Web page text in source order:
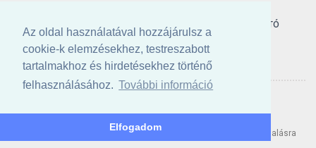
Az oldal használatával hozzájárulsz a
cookie-k elemzésekhez, testreszabott
tartalmakhoz és hirdetésekhez történő
felhasználásához. További információ
Elfogadom
FOGLALÁSI SZABÁLYZAT ADATVÉDELMI TÁJÉKOZTATÓ
A Mattesz Baby Spa Szeged is a Salonicot használja időpontfoglalásra